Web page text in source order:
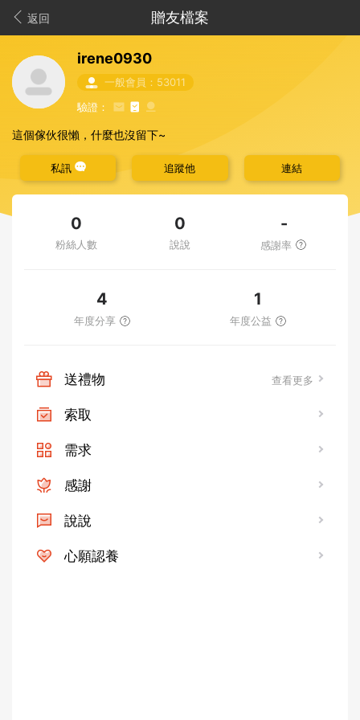
返回 贈友檔案
irene0930
一般會員：53011
驗證：
這個傢伙很懶，什麼也沒留下~
私訊 追蹤他 連結
0
粉絲人數
0
說說
-
感謝率
4
年度分享
1
年度公益
送禮物 查看更多
索取
需求
感謝
說說
心願認養